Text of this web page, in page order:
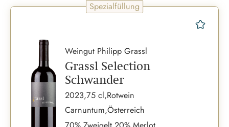
Spezialfüllung
Weingut Philipp Grassl
Grassl Selection
Schwander
Rotwein
2023,75 cl,
Österreich
Carnuntum,